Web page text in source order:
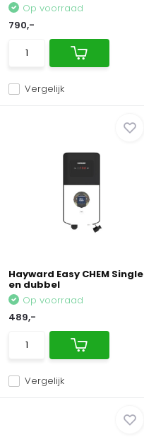
Vergelijk
Op voorraad
790,-
Hayward Easy CHEM Single
en dubbel
Vergelijk
Op voorraad
489,-